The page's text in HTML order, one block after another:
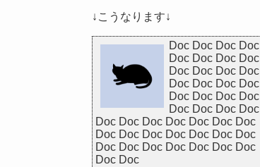
↓こうなります↓
Doc Doc Doc Doc
Doc Doc Doc Doc
Doc Doc Doc Doc
Doc Doc Doc Doc
Doc Doc Doc Doc
Doc Doc Doc Doc
Doc Doc Doc Doc Doc Doc Doc
Doc Doc Doc Doc Doc Doc Doc
Doc Doc Doc Doc Doc Doc Doc
Doc Doc